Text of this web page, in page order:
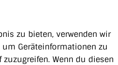
zu bieten, verwenden wir
Geräteinformationen zu
Wenn du diesen